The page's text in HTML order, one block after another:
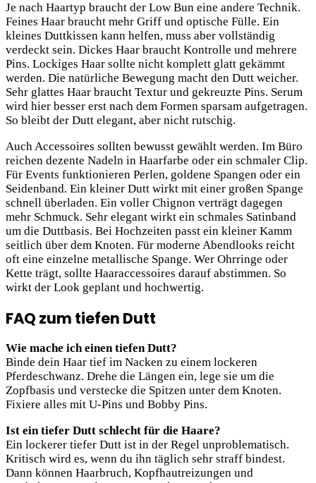
Je nach Haartyp braucht der Low Bun eine andere Technik.
Feines Haar braucht mehr Griff und optische Fülle. Ein
kleines Duttkissen kann helfen, muss aber vollständig
verdeckt sein. Dickes Haar braucht Kontrolle und mehrere
Pins. Lockiges Haar sollte nicht komplett glatt gekämmt
werden. Die natürliche Bewegung macht den Dutt weicher.
Sehr glattes Haar braucht Textur und gekreuzte Pins. Serum
wird hier besser erst nach dem Formen sparsam aufgetragen.
So bleibt der Dutt elegant, aber nicht rutschig.
Auch Accessoires sollten bewusst gewählt werden. Im Büro
reichen dezente Nadeln in Haarfarbe oder ein schmaler Clip.
Für Events funktionieren Perlen, goldene Spangen oder ein
Seidenband. Ein kleiner Dutt wirkt mit einer großen Spange
schnell überladen. Ein voller Chignon verträgt dagegen
mehr Schmuck. Sehr elegant wirkt ein schmales Satinband
um die Duttbasis. Bei Hochzeiten passt ein kleiner Kamm
seitlich über dem Knoten. Für moderne Abendlooks reicht
oft eine einzelne metallische Spange. Wer Ohrringe oder
Kette trägt, sollte Haaraccessoires darauf abstimmen. So
wirkt der Look geplant und hochwertig.
FAQ zum tiefen Dutt
Wie mache ich einen tiefen Dutt?
Binde dein Haar tief im Nacken zu einem lockeren
Pferdeschwanz. Drehe die Längen ein, lege sie um die
Zopfbasis und verstecke die Spitzen unter dem Knoten.
Fixiere alles mit U-Pins und Bobby Pins.
Ist ein tiefer Dutt schlecht für die Haare?
Ein lockerer tiefer Dutt ist in der Regel unproblematisch.
Kritisch wird es, wenn du ihn täglich sehr straff bindest.
Dann können Haarbruch, Kopfhautreizungen und